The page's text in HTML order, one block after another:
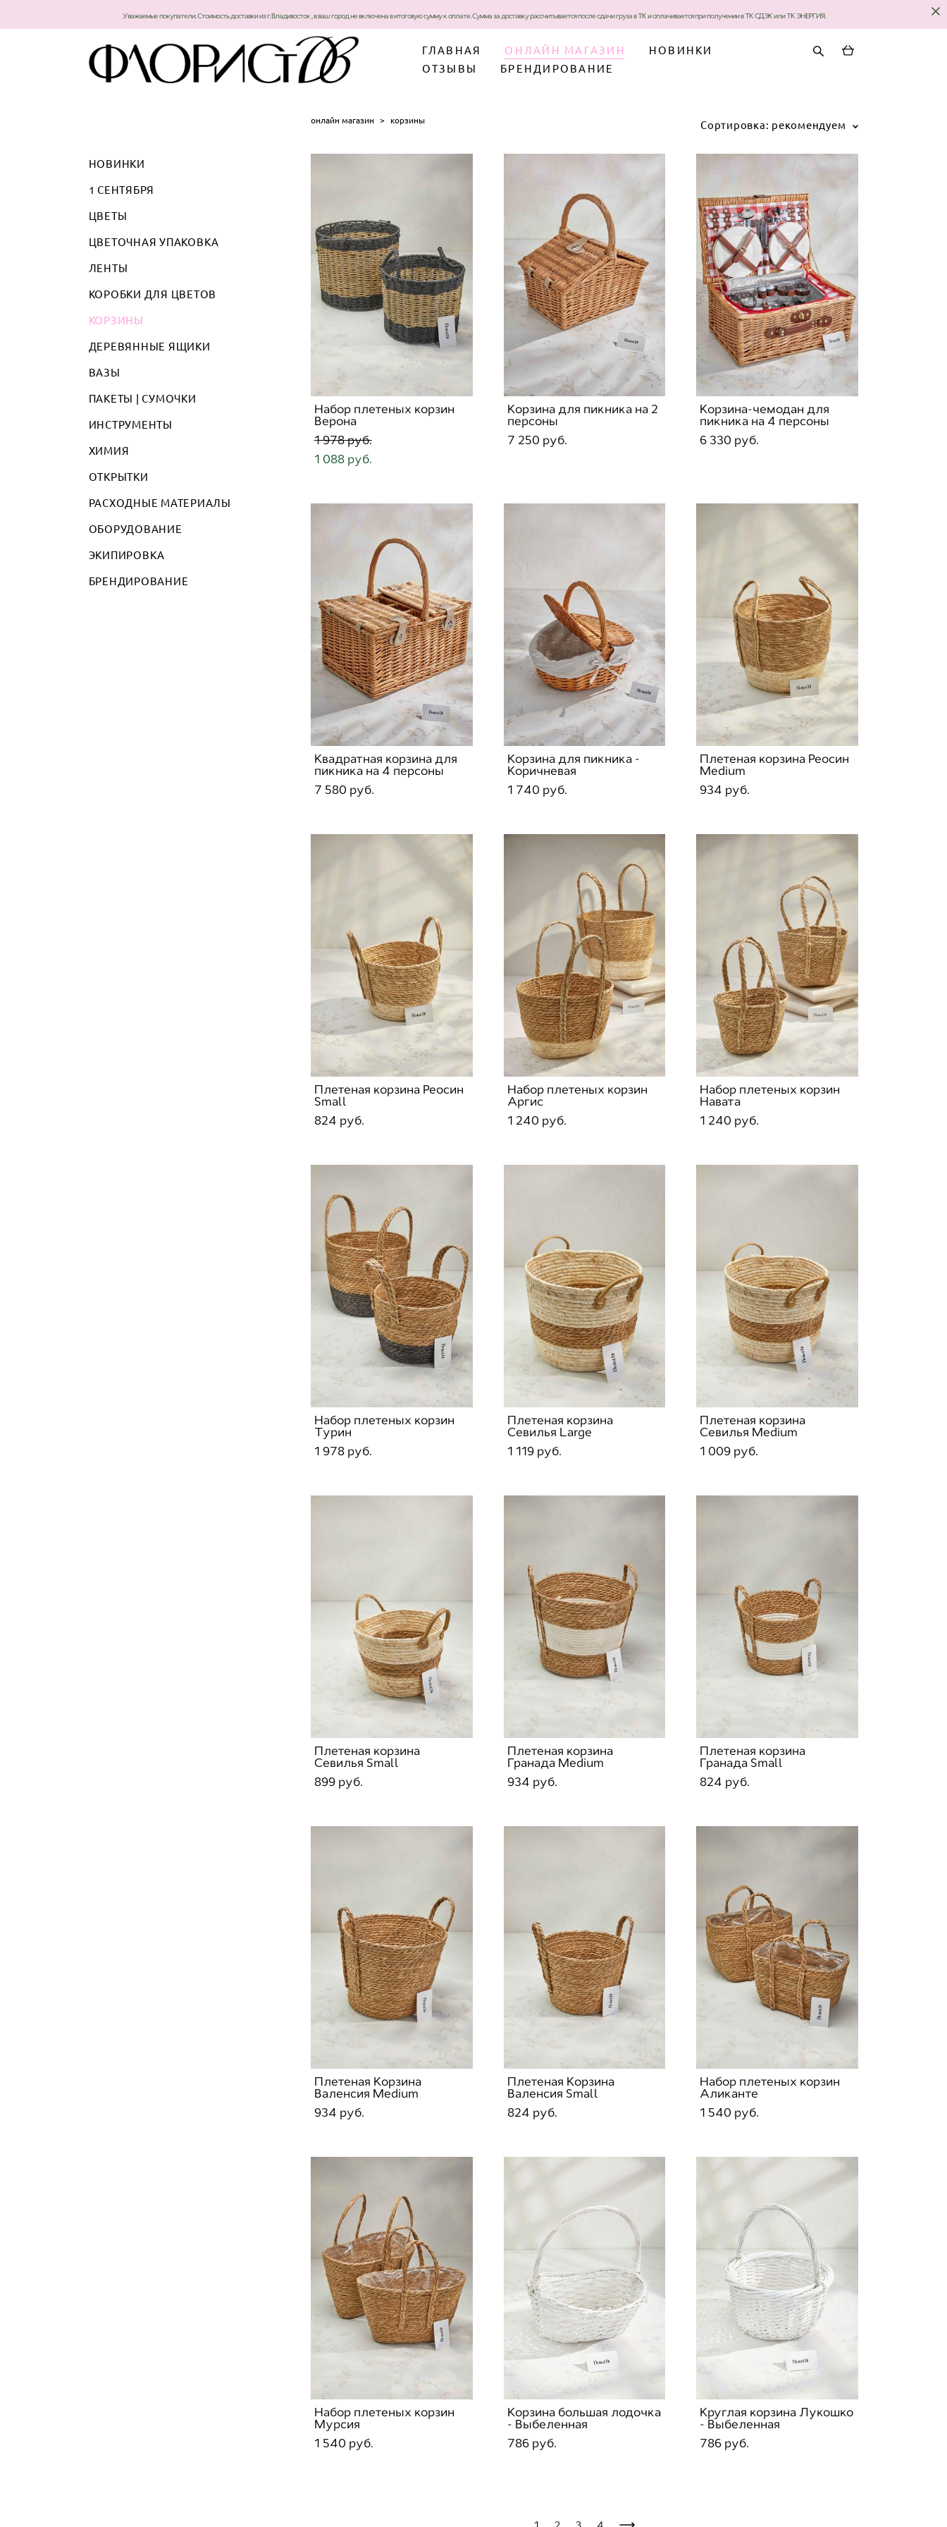
Уважаемые покупатели. Стоимость доставки из г. Владивосток , в ваш город не включена в итоговую сумму к оплате. Сумма за доставку рассчитывается после сдачи груза в ТК и оплачивается при получении в ТК СДЭК или ТК ЭНЕРГИЯ.
ГЛАВНАЯ ОНЛАЙН МАГАЗИН
НОВИНКИ
ОТЗЫВЫ
БРЕНДИРОВАНИЕ
НОВИНКИ
1 СЕНТЯБРЯ
ЦВЕТЫ
ЦВЕТОЧНАЯ УПАКОВКА
ЛЕНТЫ
КОРОБКИ ДЛЯ ЦВЕТОВ
КОРЗИНЫ
ДЕРЕВЯННЫЕ ЯЩИКИ
ВАЗЫ
ПАКЕТЫ | СУМОЧКИ
ИНСТРУМЕНТЫ
ХИМИЯ
ОТКРЫТКИ
РАСХОДНЫЕ МАТЕРИАЛЫ
ОБОРУДОВАНИЕ
ЭКИПИРОВКА
БРЕНДИРОВАНИЕ
онлайн магазин > корзины Сортировка: рекомендуем
Набор плетеных корзин
Верона
1 978 pуб.
1 088 pуб.
Корзина для пикника на 2
персоны
7 250 pуб.
Корзина-чемодан для
пикника на 4 персоны
6 330 pуб.
Квадратная корзина для
пикника на 4 персоны
7 580 pуб.
Корзина для пикника -
Коричневая
1 740 pуб.
Плетеная корзина Реосин
Medium
934 pуб.
Плетеная корзина Реосин
Small
824 pуб.
Набор плетеных корзин
Аргис
1 240 pуб.
Набор плетеных корзин
Навата
1 240 pуб.
Набор плетеных корзин
Турин
1 978 pуб.
Плетеная корзина
Севилья Large
1 119 pуб.
Плетеная корзина
Севилья Medium
1 009 pуб.
Плетеная корзина
Севилья Small
899 pуб.
Плетеная корзина
Гранада Medium
934 pуб.
Плетеная корзина
Гранада Small
824 pуб.
Плетеная Корзина
Валенсия Medium
934 pуб.
Плетеная Корзина
Валенсия Small
824 pуб.
Набор плетеных корзин
Аликанте
1 540 pуб.
Набор плетеных корзин
Мурсия
1 540 pуб.
Корзина большая лодочка
- Выбеленная
786 pуб.
Круглая корзина Лукошко
- Выбеленная
786 pуб.